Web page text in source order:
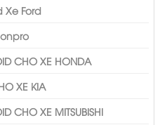
Xe Ford
CHO XE HONDA
XE KIA
CHO XE MITSUBISHI